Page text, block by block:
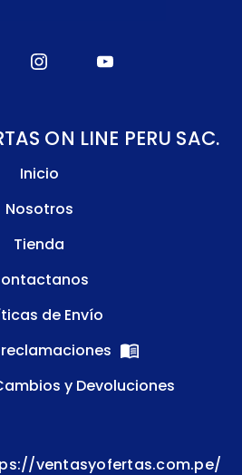
ON LINE PERU SAC.
Inicio
Nosotros
Tienda
de Envío
y Devoluciones
ventasyofertas.com.pe/